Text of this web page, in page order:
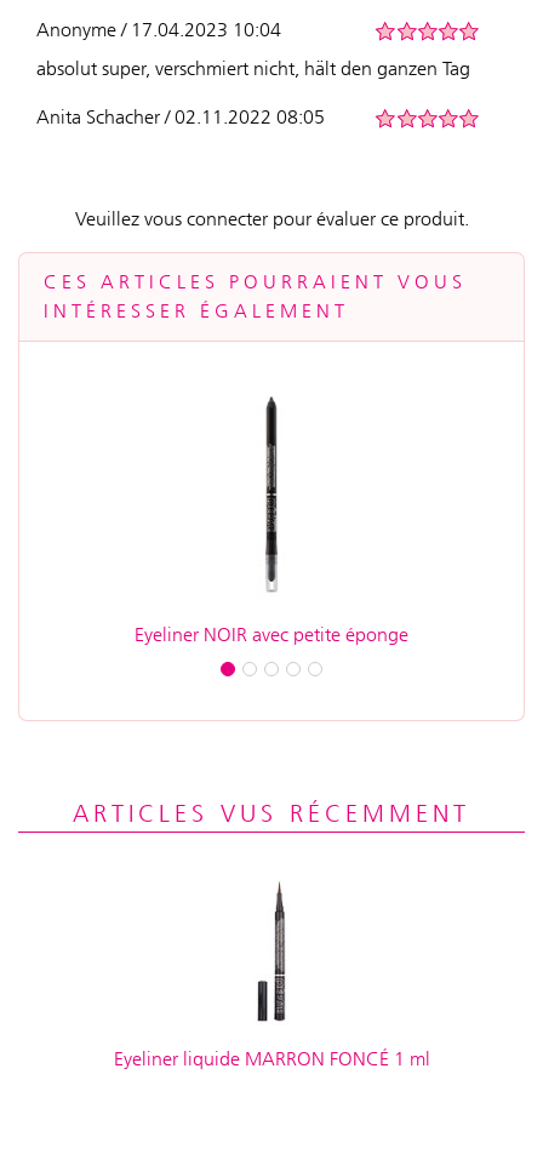
Anonyme / 17.04.2023 10:04
absolut super, verschmiert nicht, hält den ganzen Tag
Anita Schacher / 02.11.2022 08:05
Veuillez vous connecter pour évaluer ce produit.
CES ARTICLES POURRAIENT VOUS
INTÉRESSER ÉGALEMENT
Eyeliner NOIR avec petite éponge
ARTICLES VUS RÉCEMMENT
Eyeliner liquide MARRON FONCÉ 1 ml